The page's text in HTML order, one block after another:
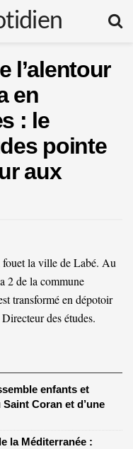
l’alentour
en
: le
pointe
aux
la ville de Labé. Au
2 de la commune
transformé en dépotoir
des études.
enfants et
Coran et d’une
la Méditerranée :